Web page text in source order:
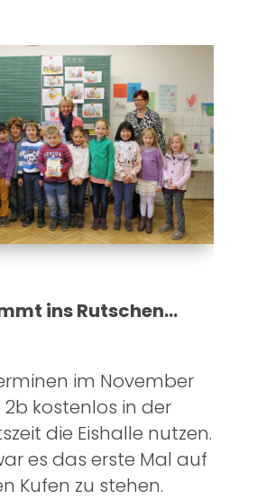
ins Rutschen…
im November
kostenlos in der
die Eishalle nutzen.
es das erste Mal auf
Kufen zu stehen.